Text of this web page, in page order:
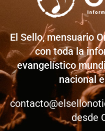
El Sello, mensuario
con toda la
evangelístico
nacional
desde